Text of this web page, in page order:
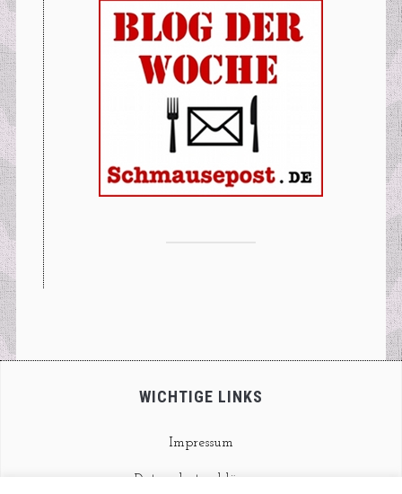
WICHTIGE LINKS
Impressum
Datenschutzerklärung